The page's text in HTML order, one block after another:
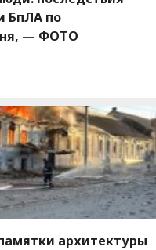
БпЛА по
— ФОТО
архитектуры